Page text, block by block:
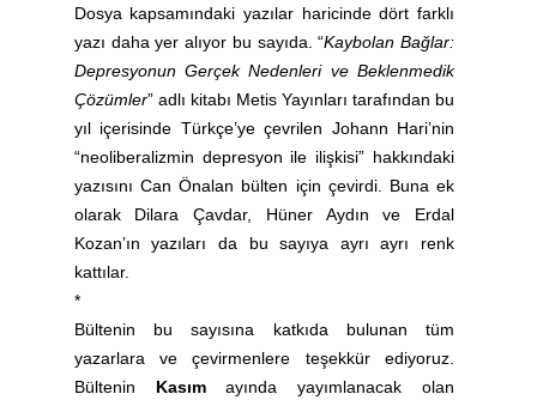
Dosya kapsamındaki yazılar haricinde dört farklı
yazı daha yer alıyor bu sayıda. “Kaybolan Bağlar:
Depresyonun Gerçek Nedenleri ve Beklenmedik
Çözümler” adlı kitabı Metis Yayınları tarafından bu
yıl içerisinde Türkçe’ye çevrilen Johann Hari’nin
“neoliberalizmin depresyon ile ilişkisi” hakkındaki
yazısını Can Önalan bülten için çevirdi. Buna ek
olarak Dilara Çavdar, Hüner Aydın ve Erdal
Kozan’ın yazıları da bu sayıya ayrı ayrı renk
kattılar.
*
Bültenin bu sayısına katkıda bulunan tüm
yazarlara ve çevirmenlere teşekkür ediyoruz.
Bültenin Kasımayında yayımlanacak olan